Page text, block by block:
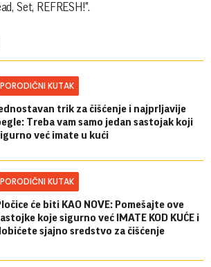
Set, REFRESH!".
PORODIČNI KUTAK
trik za čišćenje i najprljavije
Treba vam samo jedan sastojak koji
već imate u kući
PORODIČNI KUTAK
će biti KAO NOVE: Pomešajte ove
koje sigurno već IMATE KOD KUĆE i
sjajno sredstvo za čišćenje